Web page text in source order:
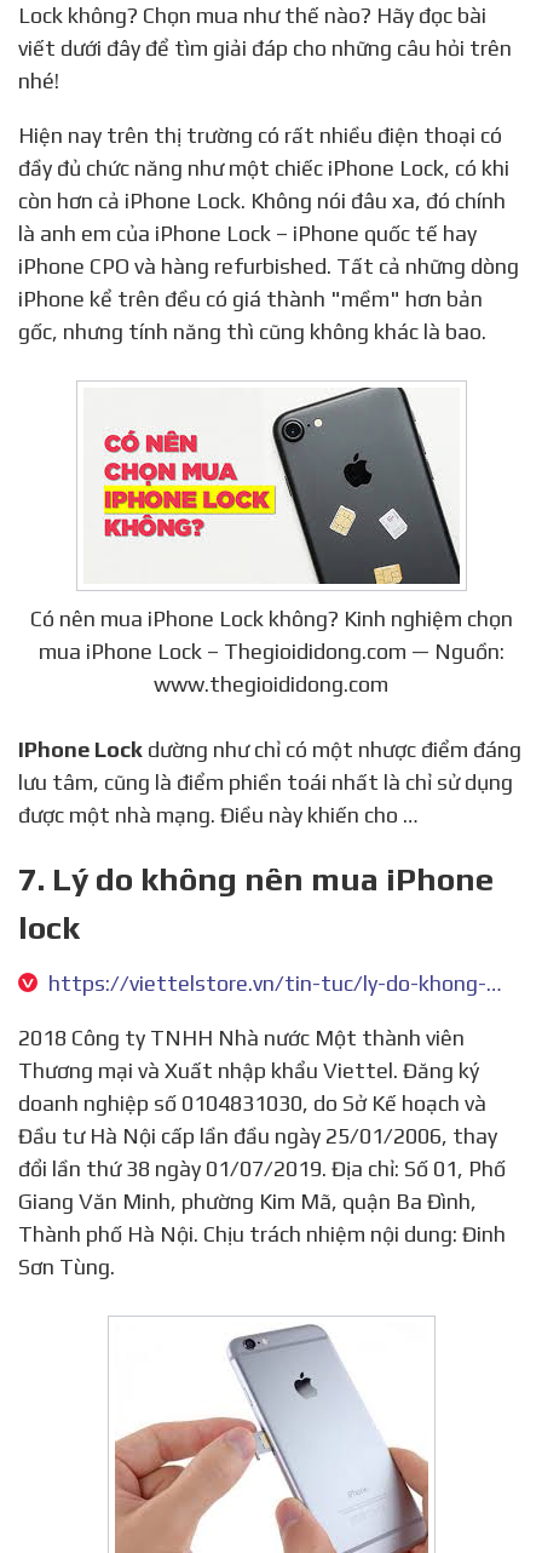
Lock không? Chọn mua như thế nào? Hãy đọc bài
viết dưới đây để tìm giải đáp cho những câu hỏi trên
nhé!
Hiện nay trên thị trường có rất nhiều điện thoại có
đầy đủ chức năng như một chiếc iPhone Lock, có khi
còn hơn cả iPhone Lock. Không nói đâu xa, đó chính
là anh em của iPhone Lock – iPhone quốc tế hay
iPhone CPO và hàng refurbished. Tất cả những dòng
iPhone kể trên đều có giá thành "mềm" hơn bản
gốc, nhưng tính năng thì cũng không khác là bao.
Có nên mua iPhone Lock không? Kinh nghiệm chọn
mua iPhone Lock – Thegioididong.com — Nguồn:
www.thegioididong.com
IPhone Lock dường như chỉ có một nhược điểm đáng
lưu tâm, cũng là điểm phiền toái nhất là chỉ sử dụng
được một nhà mạng. Điều này khiến cho …
7. Lý do không nên mua iPhone
lock
https://viettelstore.vn/tin-tuc/ly-do-khong-nen-mua-iphone-lock
2018 Công ty TNHH Nhà nước Một thành viên
Thương mại và Xuất nhập khẩu Viettel. Đăng ký
doanh nghiệp số 0104831030, do Sở Kế hoạch và
Đầu tư Hà Nội cấp lần đầu ngày 25/01/2006, thay
đổi lần thứ 38 ngày 01/07/2019. Địa chỉ: Số 01, Phố
Giang Văn Minh, phường Kim Mã, quận Ba Đình,
Thành phố Hà Nội. Chịu trách nhiệm nội dung: Đinh
Sơn Tùng.